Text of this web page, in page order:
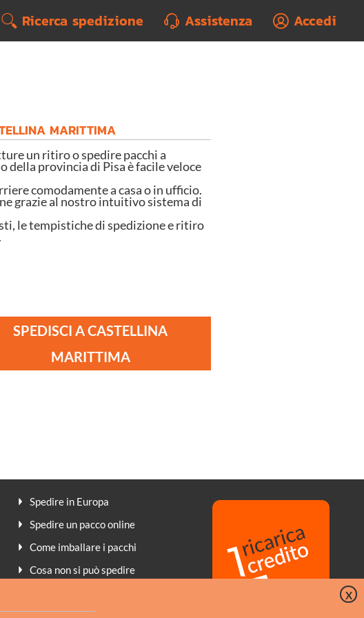
Ricerca spedizione Assistenza Accedi
MARITTIMA
un ritiro o spedire pacchi a
provincia di Pisa è facile veloce
comodamente a casa o in ufficio.
grazie al nostro intuitivo sistema di
le tempistiche di spedizione e ritiro
SPEDISCI A CASTELLINA
MARITTIMA
Spedire in Europa
Spedire un pacco online
Come imballare i pacchi
Cosa non si può spedire
FAQ
X